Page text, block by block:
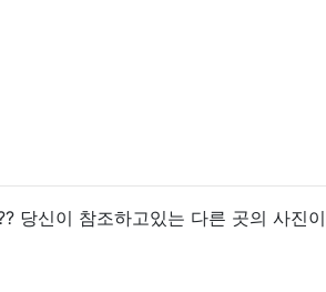
당신이 참조하고있는 다른 곳의 사진